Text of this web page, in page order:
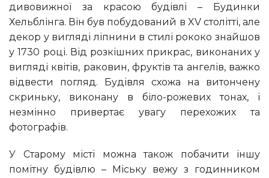
дивовижної за красою будівлі – Будинки
Хельблінга. Він був побудований в XV столітті, але
декор у вигляді ліпнини в стилі рококо знайшов
у 1730 році. Від розкішних прикрас, виконаних у
вигляді квітів, раковин, фруктів та ангелів, важко
відвести погляд. Будівля схожа на витончену
скриньку, виконану в біло-рожевих тонах, і
незмінно привертає увагу перехожих та
фотографів.
У Старому місті можна також побачити іншу
помітну будівлю – Міську вежу з годинником